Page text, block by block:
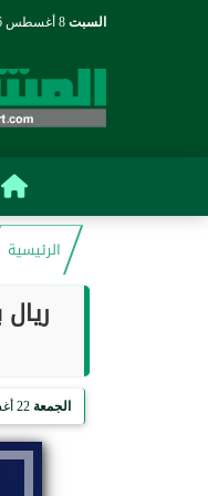
السبت
الرئيسية
الجمعة 22 أغسطس 2025